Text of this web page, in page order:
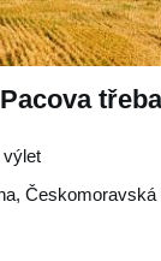
výlet
, Českomoravská